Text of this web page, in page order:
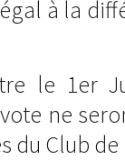
à la
le 1er
ne
du Club